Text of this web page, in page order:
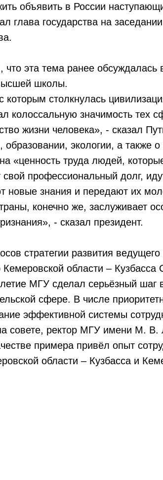
объявить в России
глава государства на
что эта тема ранее обсуждалась
школы.
столкнулась
колоссальную значимость тех
жизни человека», - сказал
образовании, экологии, а также
«ценность труда людей,
профессиональный долг,
новые знания и передают их
конечно же, заслуживает
- сказал президент.
стратегии развития
Кемеровской области –
МГУ сделал серьёзный шаг
сфере. В числе
эффективной системы
совете, ректор МГУ имени М. В.
примера привёл опыт
области – Кузбасса и